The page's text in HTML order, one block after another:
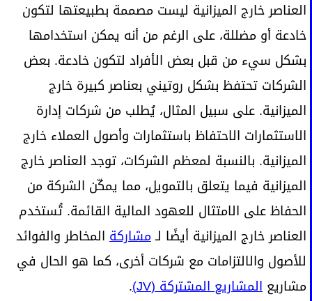
العناصر خارج الميزانية ليست مصممة بطبيعتها لتكون
خادعة أو مضللة، على الرغم من أنه يمكن استخدامها
بشكل سيء من قبل بعض الأفراد لتكون خادعة. بعض
الشركات تحتفظ بشكل روتيني بعناصر كبيرة خارج
الميزانية. على سبيل المثال، يُطلب من شركات إدارة
الاستثمارات الاحتفاظ باستثمارات وأصول العملاء خارج
الميزانية. بالنسبة لمعظم الشركات، توجد العناصر خارج
الميزانية فيما يتعلق بالتمويل، مما يمكّن الشركة من
الحفاظ على الامتثال للعهود المالية القائمة. تُستخدم
العناصر خارج الميزانية أيضًا لـمشاركة المخاطر والفوائد
للأصول والالتزامات مع شركات أخرى، كما هو الحال في
مشاريع المشاريع المشتركة (JV) .